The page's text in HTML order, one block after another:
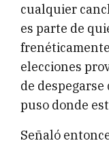
cualquier
es parte de
elecciones
de
puso donde
Señaló